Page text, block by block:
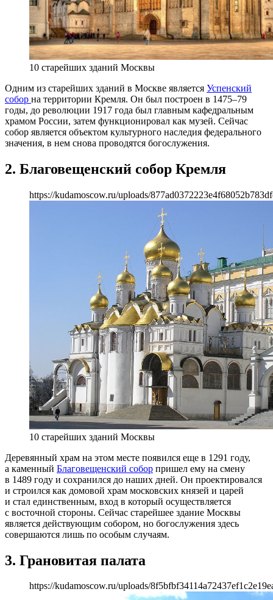
10 старейших зданий Москвы
Одним из старейших зданий в Москве является Успенский
собор на территории Кремля. Он был построен в 1475–79
годы, до революции 1917 года был главным кафедральным
храмом России, затем функционировал как музей. Сейчас
собор является объектом культурного наследия федерального
значения, в нем снова проводятся богослужения.
2. Благовещенский собор Кремля
https://kudamoscow.ru/uploads/
10 старейших зданий Москвы
Деревянный храм на этом месте появился еще в 1291 году,
а каменный Благовещенский собор пришел ему на смену
в 1489 году и сохранился до наших дней. Он проектировался
и строился как домовой храм московских князей и царей
и стал единственным, вход в который осуществляется
с восточной стороны. Сейчас старейшее здание Москвы
является действующим собором, но богослужения здесь
совершаются лишь по особым случаям.
3. Грановитая палата
https://kudamoscow.ru/uploads/